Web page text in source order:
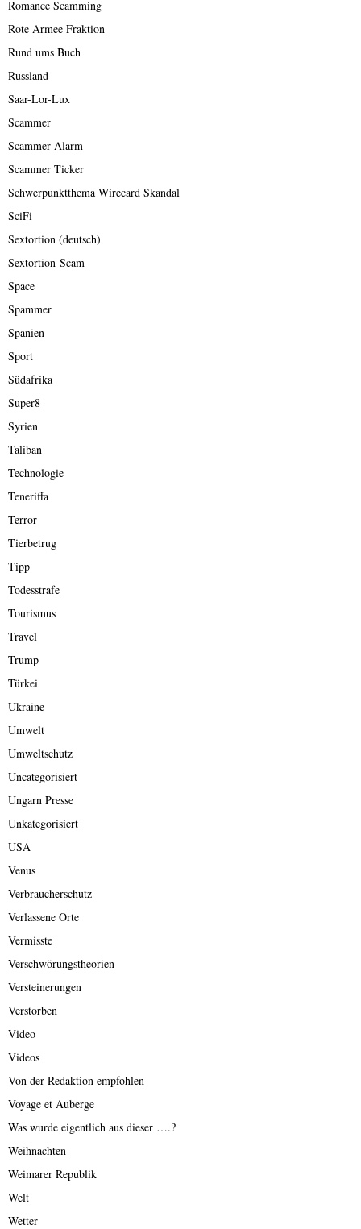
Romance Scamming
Rote Armee Fraktion
Rund ums Buch
Russland
Saar-Lor-Lux
Scammer
Scammer Alarm
Scammer Ticker
Schwerpunktthema Wirecard Skandal
SciFi
Sextortion (deutsch)
Sextortion-Scam
Space
Spammer
Spanien
Sport
Südafrika
Super8
Syrien
Taliban
Technologie
Teneriffa
Terror
Tierbetrug
Tipp
Todesstrafe
Tourismus
Travel
Trump
Türkei
Ukraine
Umwelt
Umweltschutz
Uncategorisiert
Ungarn Presse
Unkategorisiert
USA
Venus
Verbraucherschutz
Verlassene Orte
Vermisste
Verschwörungstheorien
Versteinerungen
Verstorben
Video
Videos
Von der Redaktion empfohlen
Voyage et Auberge
Was wurde eigentlich aus dieser ….?
Weihnachten
Weimarer Republik
Welt
Wetter